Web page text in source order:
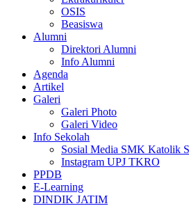
OSIS
Beasiswa
Alumni
Direktori Alumni
Info Alumni
Agenda
Artikel
Galeri
Galeri Photo
Galeri Video
Info Sekolah
Sosial Media SMK Katolik
Instagram UPJ TKRO
PPDB
E-Learning
DINDIK JATIM